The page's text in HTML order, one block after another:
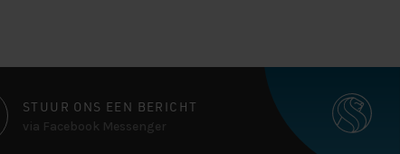
STUUR ONS EEN BERICHT
via Facebook Messenger